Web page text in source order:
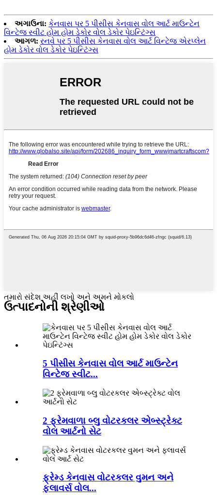
અગાઉના: કેનવાસ પર 5 પીસીસ કેનવાસ વોલ આર્ટ માઉન્ટેન
વિન્ટેજ સ્વીટ હોમ હોમ ડેકોર વોલ ડેકોર પેઇન્ટિંગ્સ
આગળ: રનવે પર 5 પીસીસ કેનવાસ વોલ આર્ટ વિન્ટેજ એરપ્લેન
હોમ ડેકોર વોલ ડેકોર પેઇન્ટિંગ્સ
તમારો સંદેશ અહીં લખો અને અમને મોકલો
ઉત્પાદનોની શ્રેણીઓ
5 પીસીસ કેનવાસ વોલ આર્ટ માઉન્ટેન
વિન્ટેજ સ્વીટ...
2 ફ્રેમવાળા બ્લુ વોટરકલર એબ્સ્ટ્રેક્ટ
વોલ આર્ટનો સેટ
ફ્રેમ્ડ કેનવાસ વોટરકલર વુમન અને
ફ્લાવર્સ વોલ...